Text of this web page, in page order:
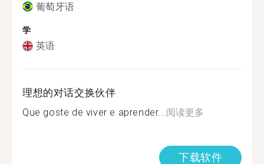
葡萄牙语
学
英语
理想的对话交换伙伴
Que goste de viver e aprender...阅读更多
下载软件